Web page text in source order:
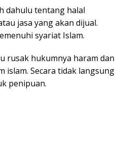
dahulu tentang halal
jasa yang akan dijual.
syariat Islam.
rusak hukumnya haram dan
islam. Secara tidak langsung
penipuan.